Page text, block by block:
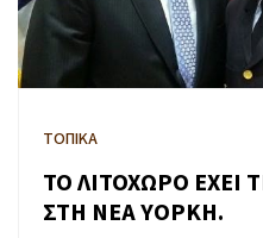
ΤΟΠΙΚΑ
ΤΟ ΛΙΤΟΧΩΡΟ ΕΧΕΙ
ΣΤΗ ΝΕΑ ΥΟΡΚΗ.